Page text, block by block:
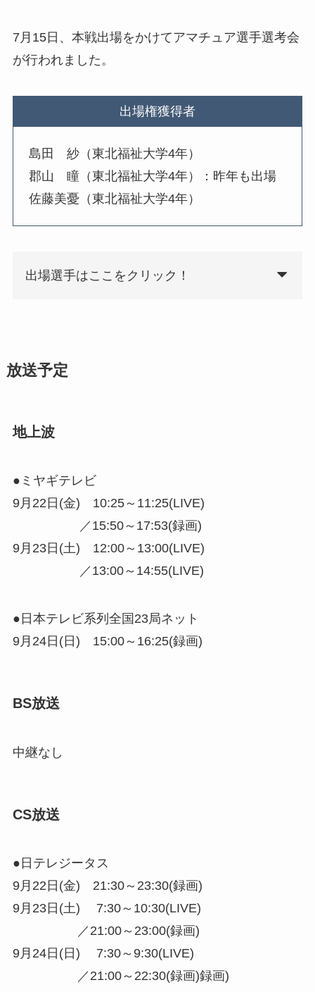
7月15日、本戦出場をかけてアマチュア選手選考会
が行われました。
出場権獲得者
島田 紗（東北福祉大学4年）
郡山 瞳（東北福祉大学4年）：昨年も出場
佐藤美憂（東北福祉大学4年）
出場選手はここをクリック！
放送予定
地上波
●ミヤギテレビ
9月22日(金) 10:25～11:25(LIVE)
／15:50～17:53(録画)
9月23日(土) 12:00～13:00(LIVE)
／13:00～14:55(LIVE)
●日本テレビ系列全国23局ネット
9月24日(日) 15:00～16:25(録画)
BS放送
中継なし
CS放送
●日テレジータス
9月22日(金) 21:30～23:30(録画)
9月23日(土) 7:30～10:30(LIVE)
／21:00～23:00(録画)
9月24日(日) 7:30～9:30(LIVE)
／21:00～22:30(録画)録画)